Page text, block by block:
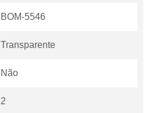
BOM-5546
Transparente
Não
2